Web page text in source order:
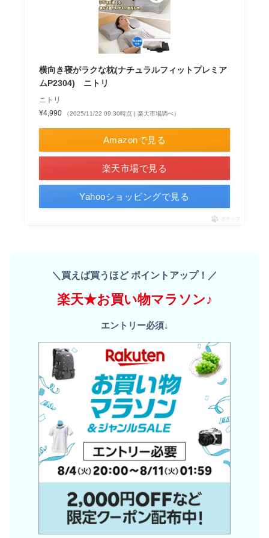
横向き寝がラクな枕(ナチュラルフィットプレミア
ムP2304) ニトリ
ニトリ
¥4,990
（2025/11/22 09:30時点 | 楽天市場調べ）
Amazonで見る
楽天市場で見る
Yahooショッピングで見る
ポチップ
＼買えば買うほど ポイントアップ！／
楽天★お買い物マラソン♪
エントリー必須↓